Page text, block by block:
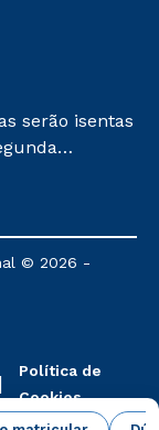
serão isentas
será de R$
Ensino
Metodologia
© 2026 -
Política de
Cookies